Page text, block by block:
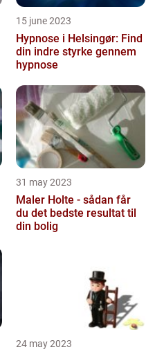
15 june 2023
Hypnose i Helsingør: Find
din indre styrke gennem
hypnose
31 may 2023
Maler Holte - sådan får
du det bedste resultat til
din bolig
24 may 2023